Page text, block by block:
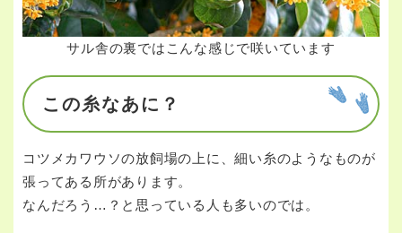
サル舎の裏ではこんな感じで咲いています
この糸なあに？
コツメカワウソの放飼場の上に、細い糸のようなものが
張ってある所があります。
なんだろう…？と思っている人も多いのでは。